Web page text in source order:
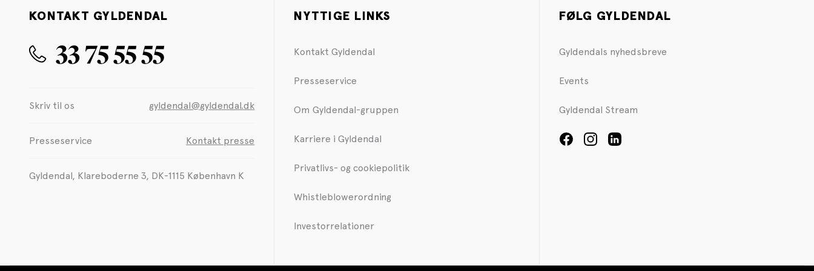
KONTAKT GYLDENDAL
33 75 55 55
Skriv til os gyldendal@gyldendal.dk
Presseservice Kontakt presse
Gyldendal, Klareboderne 3, DK-1115 København K
NYTTIGE LINKS
Kontakt Gyldendal
Presseservice
Om Gyldendal-gruppen
Karriere i Gyldendal
Privatlivs- og cookiepolitik
Whistleblowerordning
Investorrelationer
FØLG GYLDENDAL
Gyldendals nyhedsbreve
Events
Gyldendal Stream